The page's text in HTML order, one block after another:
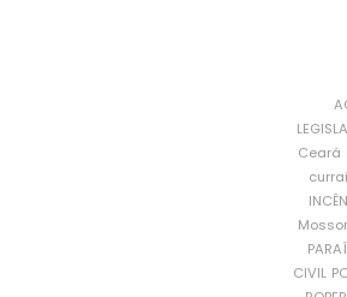
Ceará
CIVIL